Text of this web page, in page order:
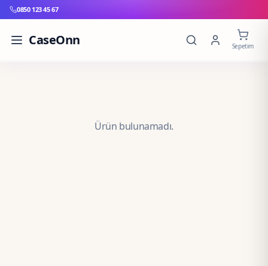
0850 123 45 67
CaseOnn Sepetim
Ürün bulunamadı.